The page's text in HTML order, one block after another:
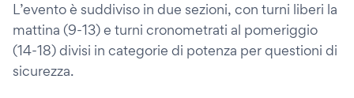
L’evento è suddiviso in due sezioni, con turni liberi la
mattina (9-13) e turni cronometrati al pomeriggio
(14-18) divisi in categorie di potenza per questioni di
sicurezza.